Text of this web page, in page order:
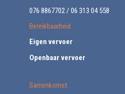
076 8867702 / 06 313 04 558
Bereikbaarheid
Eigen vervoer
Openbaar vervoer
Samenkomst